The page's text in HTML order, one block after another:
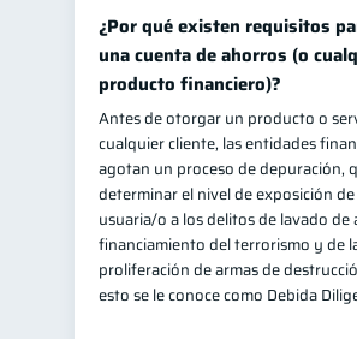
¿Por qué existen requisitos
una cuenta de ahorros (o
producto financiero)?
Antes de otorgar un producto o
cualquier cliente, las entidades
agotan un proceso de depuración,
determinar el nivel de exposición
usuaria/o a los delitos de lavado de
financiamiento del terrorismo y de
proliferación de armas de
esto se le conoce como Debida